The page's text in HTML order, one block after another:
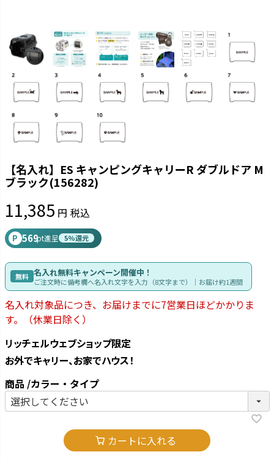
【名入れ】ES キャンピングキャリーR ダブルドア M
ブラック(156282)
11,385 税込
P 569pt進呈 5%還元
無料 名入れ無料キャンペーン開催中！
ご注文時に備考欄へ名入れ文字を入力（8文字まで）｜お届け約1週間
名入れ対象品につき、お届けまでに7営業日ほどかかりま
す。（休業日除く）
リッチェルウェブショップ限定
お外でキャリー、お家でハウス！
商品 カラー・タイプ
カートに入れる